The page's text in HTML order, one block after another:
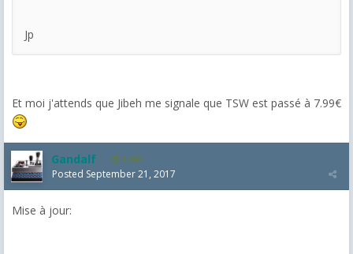
Jp
Et moi j'attends que Jibeh me signale que TSW est passé à 7.99€
Gandalf 2,463
Posted September 21, 2017
Mise à jour: